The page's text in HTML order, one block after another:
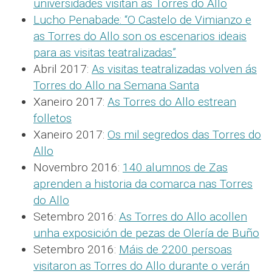
universidades visitan as Torres do Allo
Lucho Penabade: “O Castelo de Vimianzo e
as Torres do Allo son os escenarios ideais
para as visitas teatralizadas”
Abril 2017: As visitas teatralizadas volven ás
Torres do Allo na Semana Santa
Xaneiro 2017: As Torres do Allo estrean
folletos
Xaneiro 2017: Os mil segredos das Torres do
Allo
Novembro 2016: 140 alumnos de Zas
aprenden a historia da comarca nas Torres
do Allo
Setembro 2016: As Torres do Allo acollen
unha exposición de pezas de Olería de Buño
Setembro 2016: Máis de 2200 persoas
visitaron as Torres do Allo durante o verán